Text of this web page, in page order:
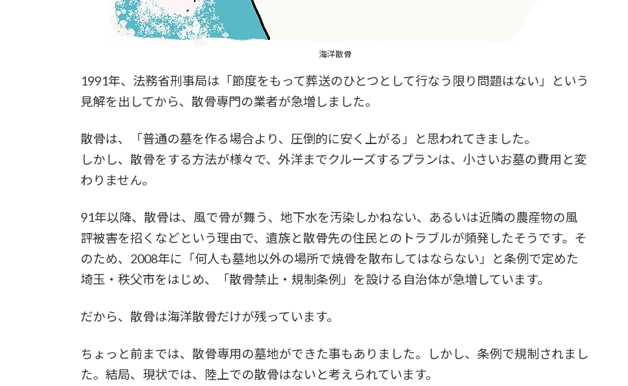
海洋散骨
1991年、法務省刑事局は「節度をもって葬送のひとつとして行なう限り問題はない」という
見解を出してから、散骨専門の業者が急増しました。
散骨は、「普通の墓を作る場合より、圧倒的に安く上がる」と思われてきました。
しかし、散骨をする方法が様々で、外洋までクルーズするプランは、小さいお墓の費用と変
わりません。
91年以降、散骨は、風で骨が舞う、地下水を汚染しかねない、あるいは近隣の農産物の風
評被害を招くなどという理由で、遺族と散骨先の住民とのトラブルが頻発したそうです。そ
のため、2008年に「何人も墓地以外の場所で焼骨を散布してはならない」と条例で定めた
埼玉・秩父市をはじめ、「散骨禁止・規制条例」を設ける自治体が急増しています。
だから、散骨は海洋散骨だけが残っています。
ちょっと前までは、散骨専用の墓地ができた事もありました。しかし、条例で規制されまし
た。結局、現状では、陸上での散骨はないと考えられています。